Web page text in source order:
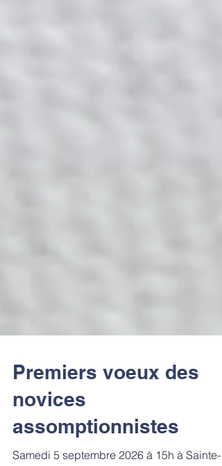
Premiers voeux des
novices
assomptionnistes